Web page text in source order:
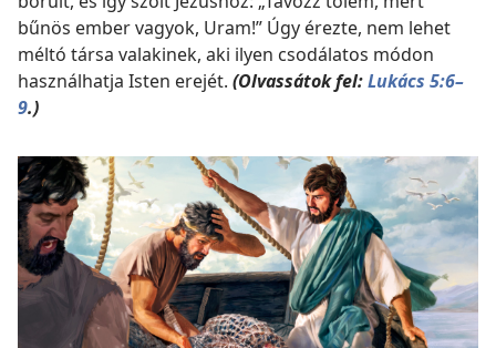
bűnös ember vagyok, Uram!” Úgy érezte, nem lehet
méltó társa valakinek, aki ilyen csodálatos módon
használhatja Isten erejét. (Olvassátok fel:Lukács 5:6–
9.)